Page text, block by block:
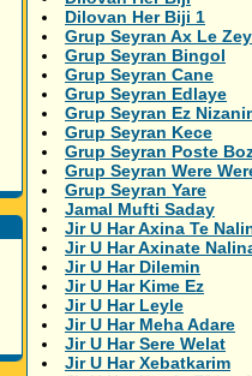
Dilovan Her Biji 1
Grup Seyran Ax Le
Grup Seyran Bingol
Grup Seyran Cane
Grup Seyran Edlaye
Grup Seyran Ez
Grup Seyran Kece
Grup Seyran Poste
Grup Seyran Were
Grup Seyran Yare
Jamal Mufti Saday
Jir U Har Axina Te
Jir U Har Axinate
Jir U Har Dilemin
Jir U Har Kime Ez
Jir U Har Leyle
Jir U Har Meha Adare
Jir U Har Sere Welat
Jir U Har Xebatkarim